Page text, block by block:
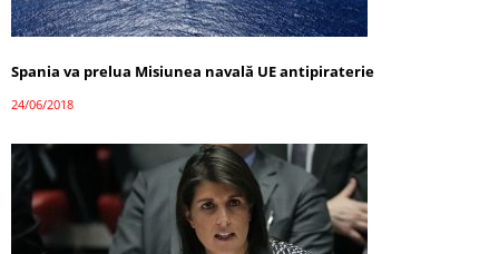
Spania va prelua Misiunea navală UE antipiraterie
24/06/2018